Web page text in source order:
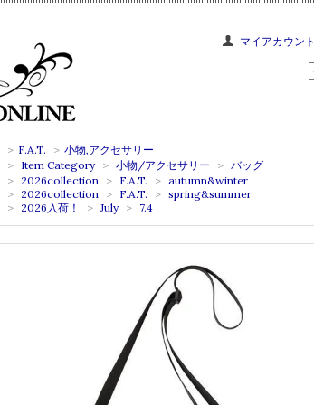
マイアカウント
> F.A.T. > 小物,アクセサリー
> Item Category > 小物/アクセサリー > バッグ
> 2026collection > F.A.T. > autumn&winter
> 2026collection > F.A.T. > spring&summer
> 2026入荷！ > July > 7.4